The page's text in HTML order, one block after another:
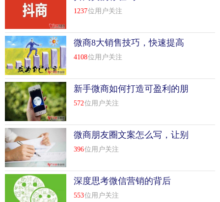
1237位用户关注
微商8大销售技巧，快速提高
你的订单销量！
4108位用户关注
新手微商如何打造可盈利的朋
友圈
572位用户关注
微商朋友圈文案怎么写，让别
人不反感你的微商？
396位用户关注
深度思考微信营销的背后
553位用户关注